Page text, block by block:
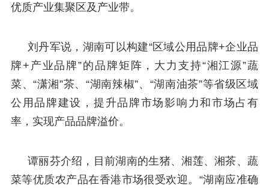
优质产业集聚区及产业带。
刘丹军说，湖南可以构建“区域公用品牌+企业品
牌+产业品牌”的品牌矩阵，大力支持“湘江源”蔬
菜、“潇湘”茶、“湖南辣椒”、“湖南油茶”等省级区域
公用品牌建设，提升品牌市场影响力和市场占有
率，实现产品品牌溢价。
谭丽芬介绍，目前湖南的生猪、湘莲、湘茶、蔬
菜等优质农产品在香港市场很受欢迎。“湖南应准确